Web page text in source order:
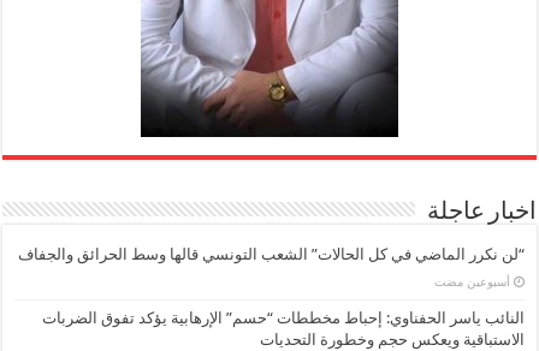
اخبار عاجلة
“لن نكرر الماضي في كل الحالات” الشعب التونسي قالها وسط الحرائق والجفاف
‏أسبوعين مضت
النائب ياسر الحفناوي: إحباط مخططات “حسم” الإرهابية يؤكد تفوق الضربات
الاستباقية ويعكس حجم وخطورة التحديات